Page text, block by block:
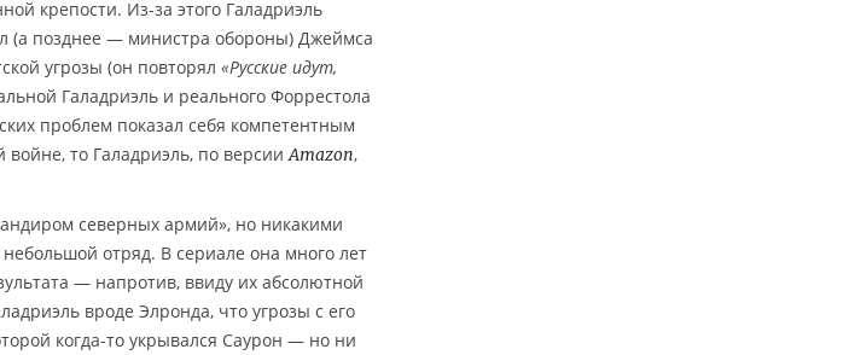
крепости. Из-за этого Галадриэль
(а позднее — министра обороны) Джеймса
угрозы (он повторял «Русские идут,
Галадриэль и реального Форрестола
проблем показал себя компетентным
то Галадриэль, по версии Amazon,
северных армий», но никакими
отряд. В сериале она много лет
— напротив, ввиду их абсолютной
вроде Элронда, что угрозы с его
когда-то укрывался Саурон — но ни